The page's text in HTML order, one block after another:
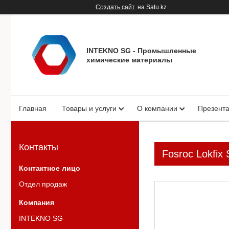
Создать сайт на Satu.kz
INTEKNO SG - Промышленные
химические материалы
Главная Товары и услуги О компании
Fosroc Lokfix
Контакты
Отдел продаж
INTEKNO SG